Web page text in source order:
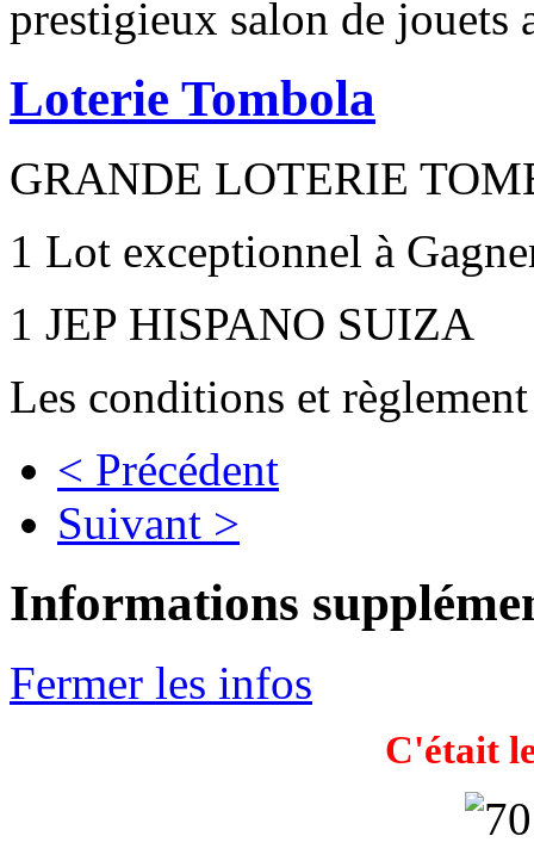
prestigieux salon de jouets
Loterie Tombola
GRANDE LOTERIE
1 Lot exceptionnel à
1 JEP HISPANO SUIZA
Les conditions et
< Précédent
Suivant >
Informations
Fermer les infos
C'était